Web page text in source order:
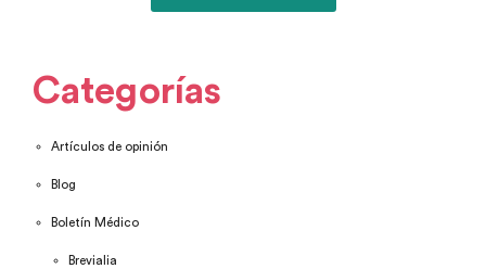
Categorías
Artículos de opinión
Blog
Boletín Médico
Brevialia